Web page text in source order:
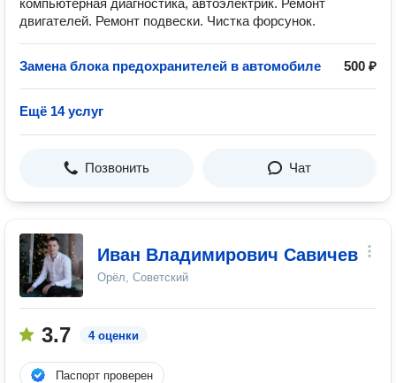
компьютерная диагностика, автоэлектрик. Ремонт
двигателей. Ремонт подвески. Чистка форсунок.
Замена блока предохранителей в автомобиле 500 ₽
Ещё 14 услуг
Позвонить Чат
Иван Владимирович Савичев
Орёл, Советский
3.7 4 оценки
Паспорт проверен